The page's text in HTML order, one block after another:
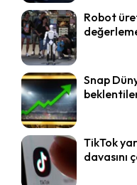
Robot
Snap
TikTok
davasını